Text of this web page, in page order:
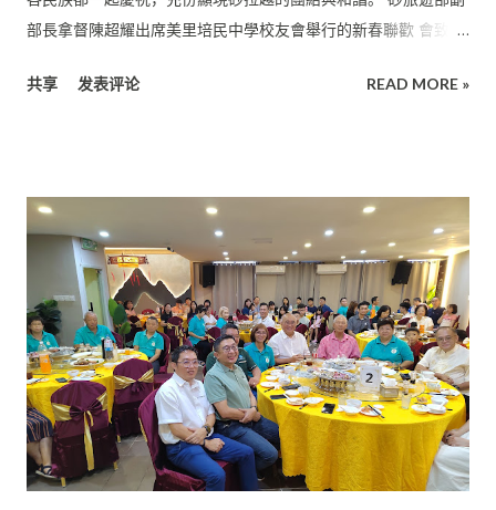
了你們的無私奉獻，培中才能在教育的道路上不斷前行， 培養出
家長、 商界人士乃至社會各界熱心人士表示最誠摯的謝意！ 你們
力下， 培中一定能夠在未來的日子里再創輝煌， 為社會培養出更
多有責任感、有擔當的優秀人才。
部長拿督陳超耀出席美里培民中學校友會舉行的新春聯歡 會致詞
大家要讓小孩懂得這個優良文化。” 政府派錢予砂大學生 除了節
其他地方沒有的和讓他們羨慕的。
共享 发表评论 READ MORE »